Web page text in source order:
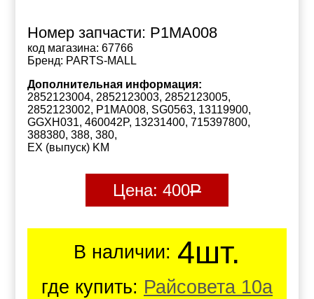
Номер запчасти: P1MA008
код магазина: 67766
Бренд: PARTS-MALL
Дополнительная информация:
2852123004, 2852123003, 2852123005,
2852123002, P1MA008, SG0563, 13119900,
GGXH031, 460042P, 13231400, 715397800,
388380, 388, 380,
EX (выпуск) KM
Цена: 400Р
В наличии: 4шт.
где купить: Райсовета 10а